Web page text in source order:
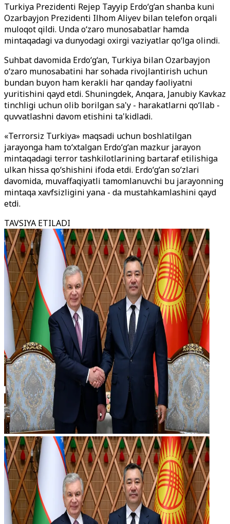
Turkiya Prezidenti Rejep Tayyip Erdo‘g‘an shanba kuni
Ozarbayjon Prezidenti Ilhom Aliyev bilan telefon orqali
muloqot qildi. Unda o‘zaro munosabatlar hamda
mintaqadagi va dunyodagi oxirgi vaziyatlar qo‘lga olindi.
Suhbat davomida Erdo‘g‘an, Turkiya bilan Ozarbayjon
o‘zaro munosabatini har sohada rivojlantirish uchun
bundan buyon ham kerakli har qanday faoliyatni
yuritishini qayd etdi. Shuningdek, Anqara, Janubiy Kavkaz
tinchligi uchun olib borilgan sa'y - harakatlarni qo‘llab -
quvvatlashni davom etishini ta'kidladi.
«Terrorsiz Turkiya» maqsadi uchun boshlatilgan
jarayonga ham to‘xtalgan Erdo‘g‘an mazkur jarayon
mintaqadagi terror tashkilotlarining bartaraf etilishiga
ulkan hissa qo‘shishini ifoda etdi. Erdo‘g‘an so‘zlari
davomida, muvaffaqiyatli tamomlanuvchi bu jarayonning
mintaqa xavfsizligini yana - da mustahkamlashini qayd
etdi.
TAVSIYA ETILADI